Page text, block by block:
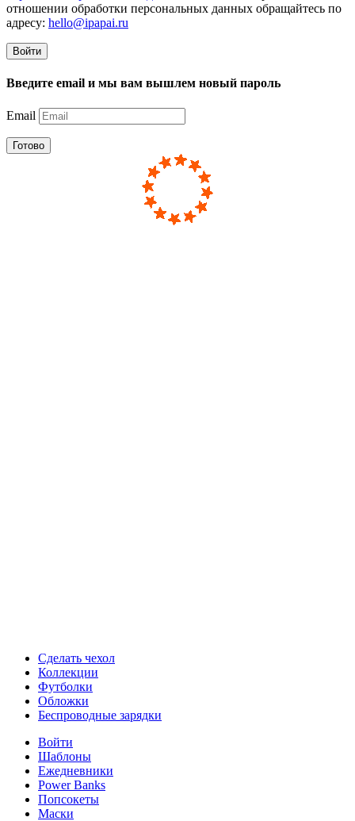
отношении обработки персональных данных обращайтесь по
адресу: hello@ipapai.ru
Войти
Введите email и мы вам вышлем новый пароль
Email
Готово
Сделать чехол
Коллекции
Футболки
Обложки
Беспроводные зарядки
Войти
Шаблоны
Ежедневники
Power Banks
Попсокеты
Маски